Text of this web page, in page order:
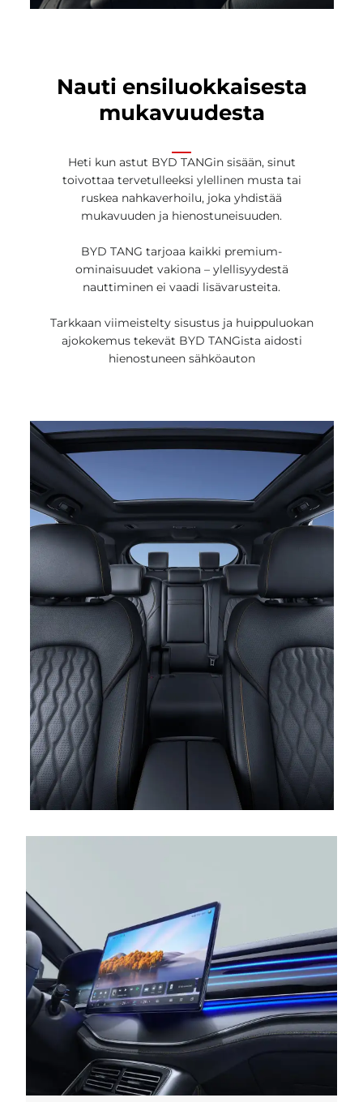
Nauti ensiluokkaisesta
mukavuudesta
Heti kun astut BYD TANGin sisään, sinut
toivottaa tervetulleeksi ylellinen musta tai
ruskea nahkaverhoilu, joka yhdistää
mukavuuden ja hienostuneisuuden.
BYD TANG tarjoaa kaikki premium-
ominaisuudet vakiona – ylellisyydestä
nauttiminen ei vaadi lisävarusteita.
Tarkkaan viimeistelty sisustus ja huippuluokan
ajokokemus tekevät BYD TANGista aidosti
hienostuneen sähköauton